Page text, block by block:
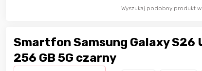
Wyszukaj podobny produkt w:
Smartfon Samsung Galaxy S26
256 GB 5G czarny